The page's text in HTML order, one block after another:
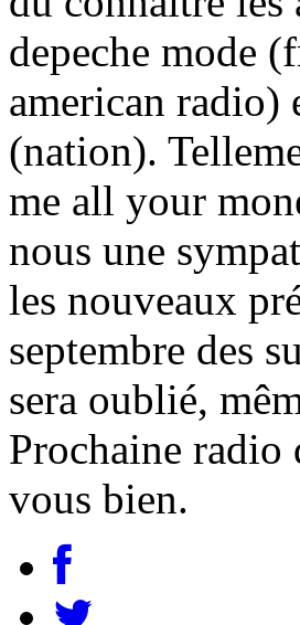
depeche mode
american radio)
(nation).
me all your
nous une
les nouveaux
septembre des
sera oublié,
Prochaine radio
vous bien.